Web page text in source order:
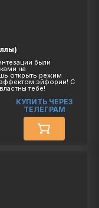
были
на
открыть режим
эйфории! С
тебе!
КУПИТЬ ЧЕРЕЗ
ТЕЛЕГРАМ